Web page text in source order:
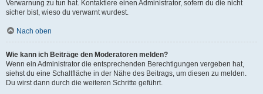
Verwarnung zu tun hat. Kontaktiere einen Administrator, sofern du die nicht
sicher bist, wieso du verwarnt wurdest.
Nach oben
Wie kann ich Beiträge den Moderatoren melden?
Wenn ein Administrator die entsprechenden Berechtigungen vergeben hat,
siehst du eine Schaltfläche in der Nähe des Beitrags, um diesen zu melden.
Du wirst dann durch die weiteren Schritte geführt.